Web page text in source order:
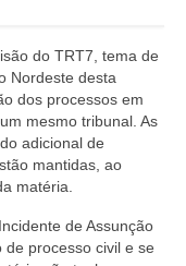
do TRT7, tema de
Nordeste desta
dos processos em
mesmo tribunal. As
adicional de
mantidas, ao
matéria.
de Assunção
processo civil e se